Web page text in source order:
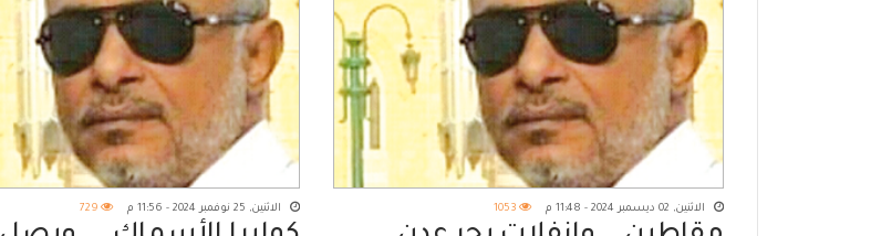
الاثنين, 02 ديسمبر 2024 - 11:48 م 1053 الاثنين, 25 نوفمبر 2024 - 11:56 م 729